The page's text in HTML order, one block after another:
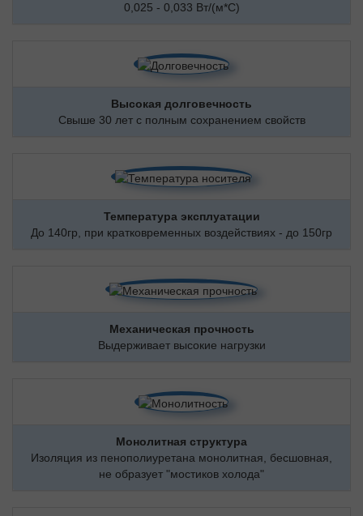
0,025 - 0,033 Вт/(м*С)
Высокая долговечность
Свыше 30 лет с полным сохранением свойств
Температура эксплуатации
До 140гр, при кратковременных воздействиях - до 150гр
Механическая прочность
Выдерживает высокие нагрузки
Монолитная структура
Изоляция из пенополиуретана монолитная, бесшовная,
не образует "мостиков холода"